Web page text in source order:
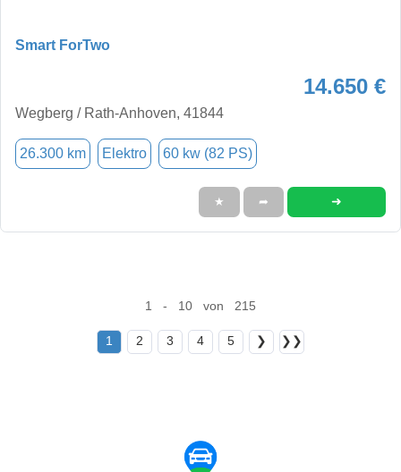
Smart ForTwo
14.650 €
Wegberg / Rath-Anhoven, 41844
26.300 km Elektro 60 kw (82 PS)
★ ➦ ➜
1 - 10 von 215
1 2 3 4 5 ❯ ❯❯